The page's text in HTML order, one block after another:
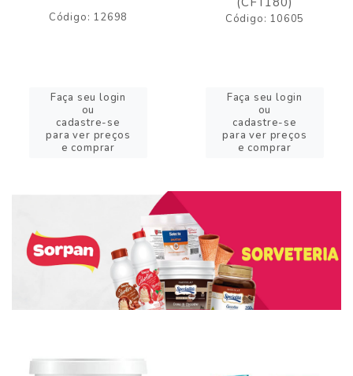
Código: 12698
Faça seu login
ou
cadastre-se
para ver preços
e comprar
Código: 10605
Faça seu login
ou
cadastre-se
para ver preços
e comprar